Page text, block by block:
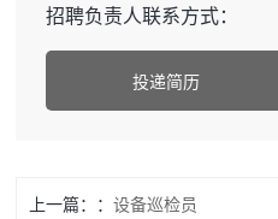
招聘负责人联系方式：
投递简历
上一篇： 设备巡检员